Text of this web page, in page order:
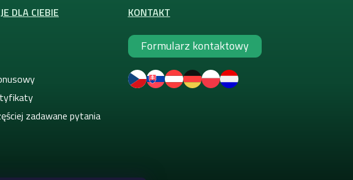
DLA CIEBIE
zadawane pytania
KONTAKT
Formularz kontaktowy